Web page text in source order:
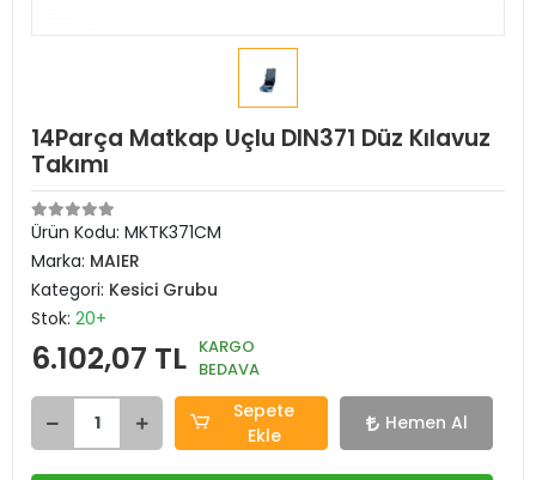
14Parça Matkap Uçlu DIN371 Düz Kılavuz
Takımı
Ürün Kodu: MKTK371CM
Marka: MAIER
Kategori: Kesici Grubu
Stok: 20+
6.102,07 TL KARGO
BEDAVA
Sepete
Ekle
Hemen Al